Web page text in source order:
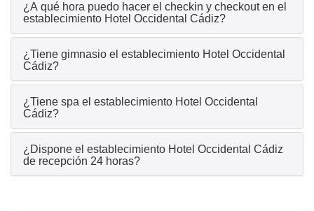
¿A qué hora puedo hacer el checkin y checkout en el
establecimiento Hotel Occidental Cádiz?
¿Tiene gimnasio el establecimiento Hotel Occidental
Cádiz?
¿Tiene spa el establecimiento Hotel Occidental
Cádiz?
¿Dispone el establecimiento Hotel Occidental Cádiz
de recepción 24 horas?